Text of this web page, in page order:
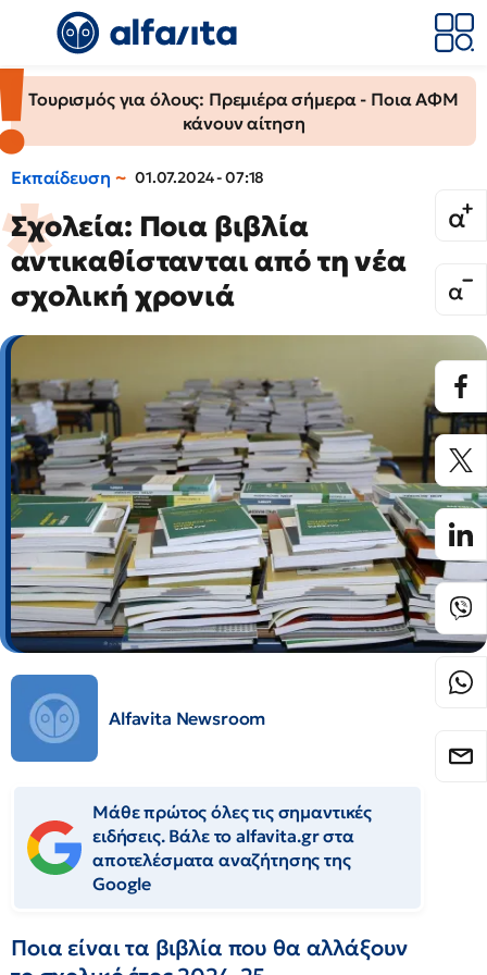
Τουρισμός για όλους: Πρεμιέρα σήμερα - Ποια ΑΦΜ
κάνουν αίτηση
Εκπαίδευση 01.07.2024 - 07:18
Σχολεία: Ποια βιβλία
αντικαθίστανται από τη νέα
σχολική χρονιά
Alfavita Newsroom
Μάθε πρώτος όλες τις σημαντικές
ειδήσεις. Βάλε το alfavita.gr στα
αποτελέσματα αναζήτησης της
Google
Ποια είναι τα βιβλία που θα αλλάξουν